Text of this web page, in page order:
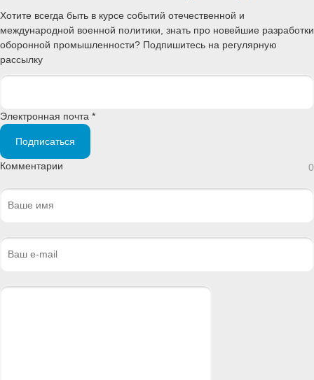
Хотите всегда быть в курсе событий отечественной и
международной военной политики, знать про новейшие разработки
оборонной промышленности? Подпишитесь на регулярную
рассылку
Электронная почта *
Подписаться
Комментарии 0